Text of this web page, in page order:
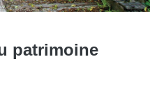
patrimoine